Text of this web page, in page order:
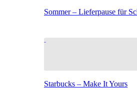
Sommer – Lieferpause für
Starbucks – Make It Yours